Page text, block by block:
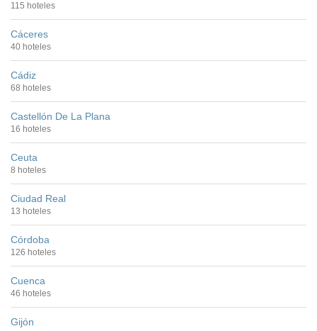
115 hoteles
Cáceres
40 hoteles
Cádiz
68 hoteles
Castellón De La Plana
16 hoteles
Ceuta
8 hoteles
Ciudad Real
13 hoteles
Córdoba
126 hoteles
Cuenca
46 hoteles
Gijón